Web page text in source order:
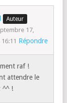
en écoutant
alors je
équivalent a
suis comblé !